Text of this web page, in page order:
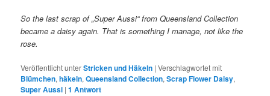
So the last scrap of „Super Aussi“ from Queensland Collection
became a daisy again. That is something I manage, not like the
rose.
Veröffentlicht unterStricken und Häkeln |Verschlagwortet mit
Blümchen,häkeln,Queensland Collection,Scrap Flower Daisy,
Super Aussi |1 Antwort